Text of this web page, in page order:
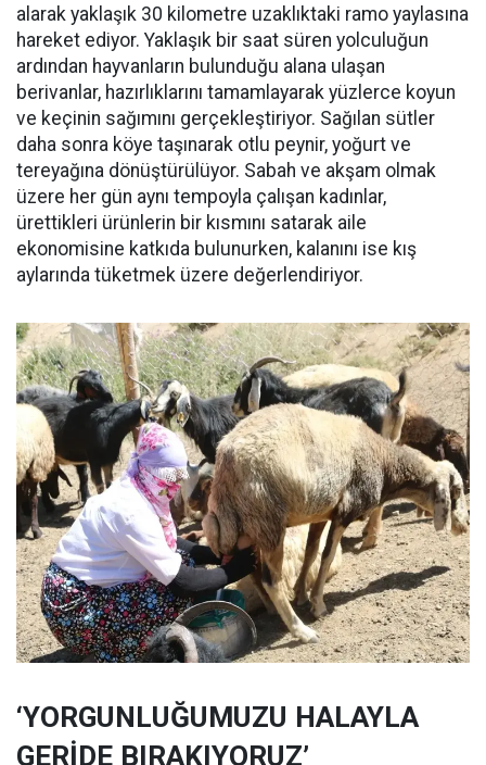
alarak yaklaşık 30 kilometre uzaklıktaki ramo yaylasına
hareket ediyor. Yaklaşık bir saat süren yolculuğun
ardından hayvanların bulunduğu alana ulaşan
berivanlar, hazırlıklarını tamamlayarak yüzlerce koyun
ve keçinin sağımını gerçekleştiriyor. Sağılan sütler
daha sonra köye taşınarak otlu peynir, yoğurt ve
tereyağına dönüştürülüyor. Sabah ve akşam olmak
üzere her gün aynı tempoyla çalışan kadınlar,
ürettikleri ürünlerin bir kısmını satarak aile
ekonomisine katkıda bulunurken, kalanını ise kış
aylarında tüketmek üzere değerlendiriyor.
‘YORGUNLUĞUMUZU HALAYLA
GERİDE BIRAKIYORUZ’